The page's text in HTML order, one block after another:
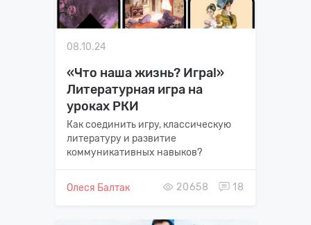
08.10.24
«Что наша жизнь? Игра!»
Литературная игра на
уроках РКИ
Как соединить игру, классическую
литературу и развитие
коммуникативных навыков?
Олеся Балтак 20658 18